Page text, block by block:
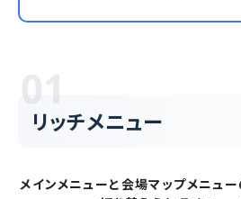
リッチメニュー
メインメニューと会場マップメニュ